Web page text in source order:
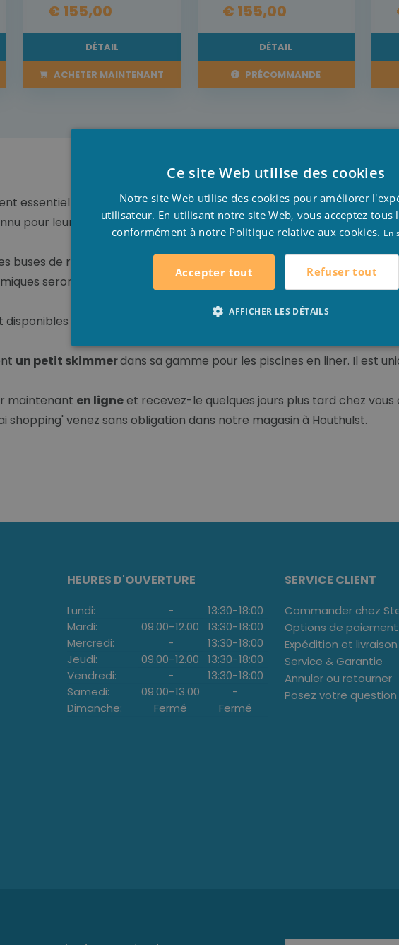
€ 155,00
DÉTAIL
ACHETER MAINTENANT
€ 155,00
DÉTAIL
PRÉCOMMANDE
essentiel de votre piscine et sont constamment mis à l'épreuv e
pour leur durabilité et leur qualité.
buses de refoulement, assure une bonne circulation de l'eau de
seront bien répartis sur l'ensemble du volume d'eau.
disponibles en différentes couleurs: gris, anthracite, blac et sable.
un petit skimmerdans sa gamme pour les piscines en liner. Il est
maintenant en ligneet recevez-le quelques jours plus tard chez vous
shopping' venez sans obligation dans notre magasin à Houthulst.
HEURES D'OUVERTURE
Lundi: - 13:30-18:00
Mardi:
09.00-12.00 13:30-18:00
Mercredi:
- 13:30-18:00
Jeudi:
09.00-12.00 13:30-18:00
Vendredi:
- 13:30-18:00
Samedi:
09.00-13.00
-
Dimanche:
Fermé Fermé
SERVICE CLIENT
Commander chez
Options de paiement
Expédition et livraison
Service & Garantie
Annuler ou retourner
Posez votre question
Ce site Web utilise des cookies
Notre site Web utilise des cookies pour améliorer
utilisateur. En utilisant notre site Web, vous acceptez tous
conformément à notre Politique relative aux cookies. En
Accepter tout Refuser tout
AFFICHER LES DÉTAILS